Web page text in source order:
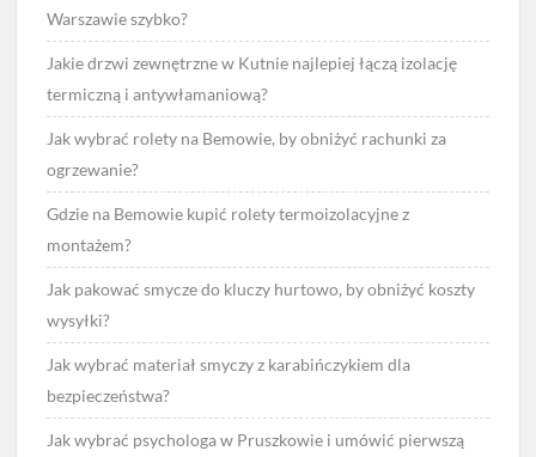
Warszawie szybko?
Jakie drzwi zewnętrzne w Kutnie najlepiej łączą izolację
termiczną i antywłamaniową?
Jak wybrać rolety na Bemowie, by obniżyć rachunki za
ogrzewanie?
Gdzie na Bemowie kupić rolety termoizolacyjne z
montażem?
Jak pakować smycze do kluczy hurtowo, by obniżyć koszty
wysyłki?
Jak wybrać materiał smyczy z karabińczykiem dla
bezpieczeństwa?
Jak wybrać psychologa w Pruszkowie i umówić pierwszą